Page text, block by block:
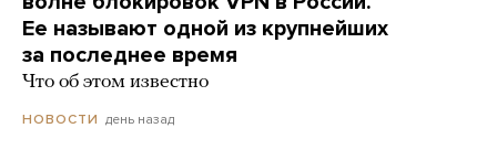
Ее называют одной из крупнейших
за последнее время
Что об этом известно
НОВОСТИ день назад